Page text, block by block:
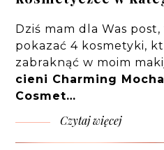
Dziś mam dla Was
pokazać 4 kosmetyki,
zabraknąć w moim
cieni Charming
Cosmet…
Czytaj więcej